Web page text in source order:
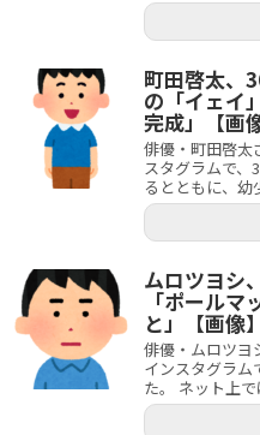
町田啓太、
の「イェイ
完成」【画像
俳優・町田啓太
スタグラムで、
るとともに、幼
ムロツヨシ
「ポール
と」【画像】
俳優・ムロツヨ
インスタグラム
た。 ネット上